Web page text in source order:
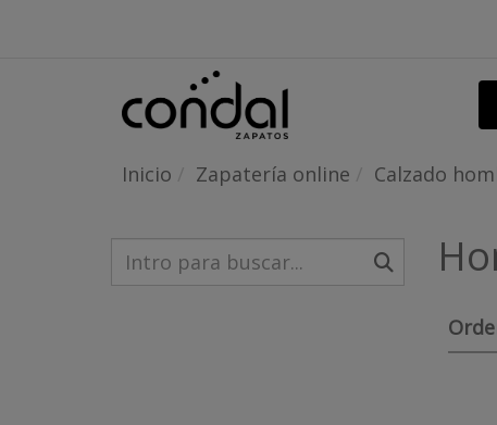
Inicio Zapatería online Calzado